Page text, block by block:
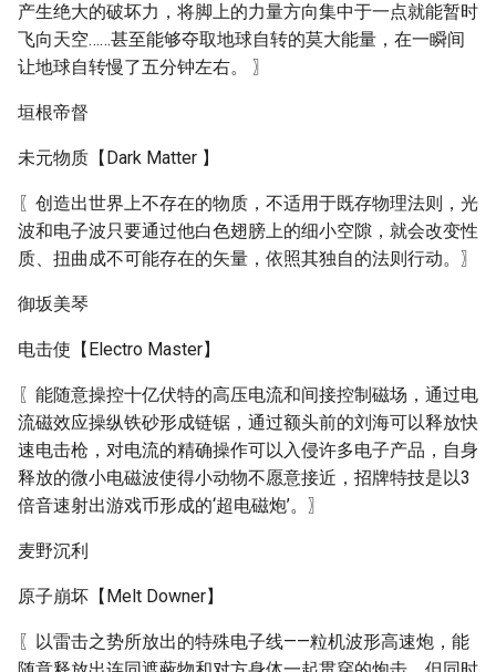
产生绝大的破坏力，将脚上的力量方向集中于一点就能暂时
飞向天空……甚至能够夺取地球自转的莫大能量，在一瞬间
让地球自转慢了五分钟左右。 〗
垣根帝督
未元物质【Dark Matter 】
〖创造出世界上不存在的物质，不适用于既存物理法则，光
波和电子波只要通过他白色翅膀上的细小空隙，就会改变性
质、扭曲成不可能存在的矢量，依照其独自的法则行动。〗
御坂美琴
电击使【Electro Master】
〖能随意操控十亿伏特的高压电流和间接控制磁场，通过电
流磁效应操纵铁砂形成链锯，通过额头前的刘海可以释放快
速电击枪，对电流的精确操作可以入侵许多电子产品，自身
释放的微小电磁波使得小动物不愿意接近，招牌特技是以3
倍音速射出游戏币形成的‘超电磁炮’。〗
麦野沉利
原子崩坏【Melt Downer】
〖以雷击之势所放出的特殊电子线——粒机波形高速炮，能